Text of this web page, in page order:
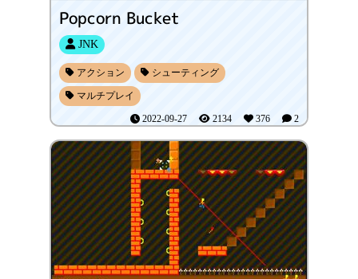
Popcorn Bucket
JNK
アクション シューティング
マルチプレイ
2022-09-27 2134 376 2